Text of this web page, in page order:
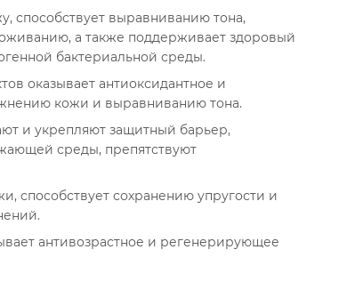
способствует выравниванию тона,
а также поддерживает здоровый
бактериальной среды.
оказывает антиоксидантное и
кожи и выравниванию тона.
и укрепляют защитный барьер,
среды, препятствуют
способствует сохранению упругости и
антивозрастное и регенерирующее